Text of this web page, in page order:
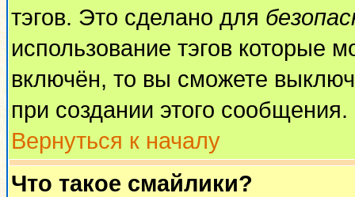
тэгов. Это сделано для
использование тэгов которые
включён, то вы сможете
при создании этого сообщения.
Вернуться к началу
Что такое смайлики?